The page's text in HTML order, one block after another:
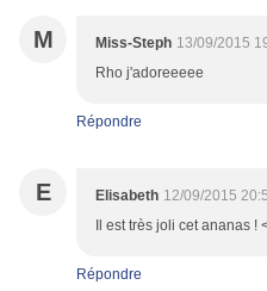
M Miss-Steph 13/09/2015
Rho j'adoreeeee
Répondre
E Elisabeth 12/09/2015
Il est très joli cet ananas !
Répondre